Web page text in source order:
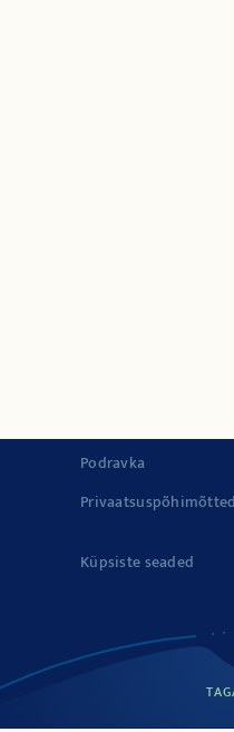
Podravka
Privaatsuspõhimõtted
Küpsiste seaded